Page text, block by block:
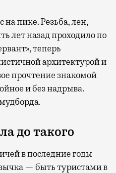
на пике. Резьба, лен,
лет назад проходило по
теперь
архитектурой и
прочтение знакомой
и без надрыва.
до такого
в последние годы
— быть туристами в